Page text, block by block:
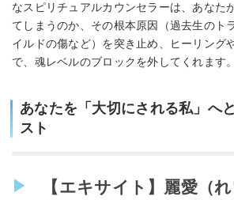
なスピリチュアルカウンセラーは、あなた
てしまうのか、その根本原因（過去生のト
イルドの傷など）を突き止め、ヒーリング
で、魂レベルのブロックを外してくれます。
あなたを「大切にされる私」へ
スト
【エキサイト】麗愛（